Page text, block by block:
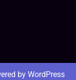
by WordPress